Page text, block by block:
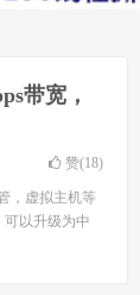
带宽，
赞(18)
，虚拟主机等
可以升级为中